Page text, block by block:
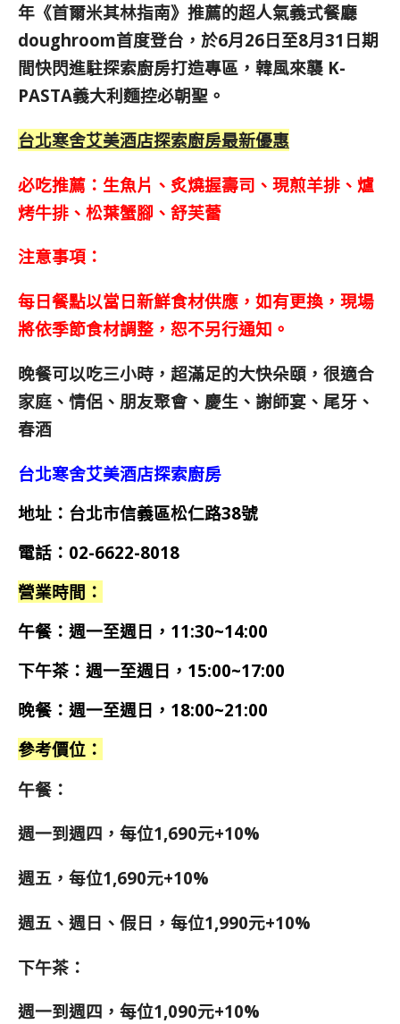
年《首爾米其林指南》推薦的超人氣義式餐廳
doughroom首度登台，於6月26日至8月31日期
間快閃進駐探索廚房打造專區，韓風來襲 K-
PASTA義大利麵控必朝聖。
台北寒舍艾美酒店探索廚房最新優惠
必吃推薦：生魚片、炙燒握壽司、現煎羊排、爐
烤牛排、松葉蟹腳、舒芙蕾
注意事項：
每日餐點以當日新鮮食材供應，如有更換，現場
將依季節食材調整，恕不另行通知。
晚餐可以吃三小時，超滿足的大快朵頤， 很適合
家庭、情侶、朋友聚會、慶生、謝師宴、尾牙、
春酒
台北寒舍艾美酒店探索廚房
地址：台北市信義區松仁路38號
電話：02-6622-8018
營業時間：
午餐：週一至週日，11:30~14:00
下午茶：週一至週日，15:00~17:00
晚餐：週一至週日，18:00~21:00
參考價位：
午餐：
週一到週四，每位1,690元+10%
週五，每位1,690元+10%
週五、週日、假日，每位1,990元+10%
下午茶：
週一到週四，每位1,090元+10%